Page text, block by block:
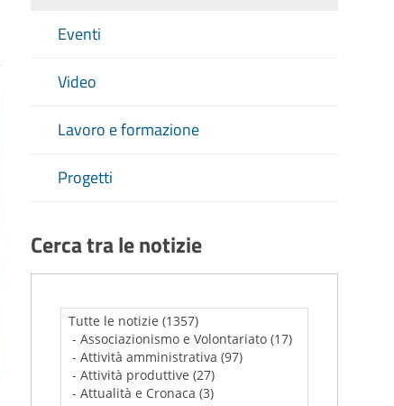
Eventi
Video
Lavoro e formazione
Progetti
Cerca tra le notizie